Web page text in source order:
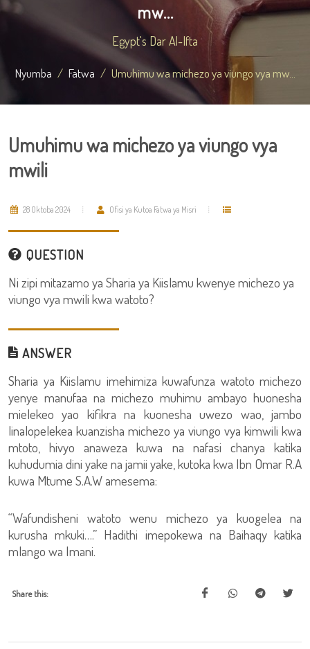
mw...
Egypt's Dar Al-Ifta
Nyumba Fatwa Umuhimu wa michezo ya viungo vya mw...
Umuhimu wa michezo ya viungo vya
mwili
28 Oktoba 2024 Ofisi ya Kutoa Fatwa ya Misri
QUESTION
Ni zipi mitazamo ya Sharia ya Kiislamu kwenye michezo ya
viungo vya mwili kwa watoto?
ANSWER
Sharia ya Kiislamu imehimiza kuwafunza watoto michezo
yenye manufaa na michezo muhimu ambayo huonesha
mielekeo yao kifikra na kuonesha uwezo wao, jambo
linalopelekea kuanzisha michezo ya viungo vya kimwili kwa
mtoto, hivyo anaweza kuwa na nafasi chanya katika
kuhudumia dini yake na jamii yake, kutoka kwa Ibn Omar R.A
kuwa Mtume S.A.W amesema:
“Wafundisheni watoto wenu michezo ya kuogelea na
kurusha mkuki….” Hadithi imepokewa na Baihaqy katika
mlango wa Imani.
Share this: